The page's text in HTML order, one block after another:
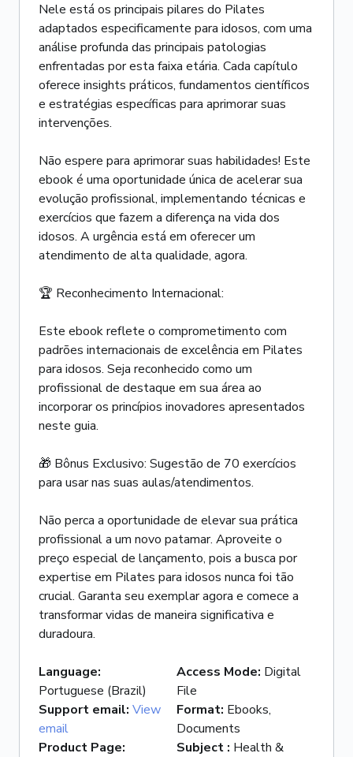
Nele está os principais pilares do Pilates
adaptados especificamente para idosos, com uma
análise profunda das principais patologias
enfrentadas por esta faixa etária. Cada capítulo
oferece insights práticos, fundamentos científicos
e estratégias específicas para aprimorar suas
intervenções.
Não espere para aprimorar suas habilidades! Este
ebook é uma oportunidade única de acelerar sua
evolução profissional, implementando técnicas e
exercícios que fazem a diferença na vida dos
idosos. A urgência está em oferecer um
atendimento de alta qualidade, agora.
🏆 Reconhecimento Internacional:
Este ebook reflete o comprometimento com
padrões internacionais de excelência em Pilates
para idosos. Seja reconhecido como um
profissional de destaque em sua área ao
incorporar os princípios inovadores apresentados
neste guia.
🎁 Bônus Exclusivo: Sugestão de 70 exercícios
para usar nas suas aulas/atendimentos.
Não perca a oportunidade de elevar sua prática
profissional a um novo patamar. Aproveite o
preço especial de lançamento, pois a busca por
expertise em Pilates para idosos nunca foi tão
crucial. Garanta seu exemplar agora e comece a
transformar vidas de maneira significativa e
duradoura.
Language:
Portuguese (Brazil)
Support email: View
email
Product Page:
Access Mode: Digital
File
Format: Ebooks,
Documents
Subject : Health &